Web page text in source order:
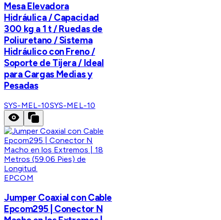
Mesa Elevadora
Hidráulica / Capacidad
300 kg a 1 t / Ruedas de
Poliuretano / Sistema
Hidráulico con Freno /
Soporte de Tijera / Ideal
para Cargas Medias y
Pesadas
SYS-MEL-10SYS-MEL-10
EPCOM
Jumper Coaxial con Cable
Epcom295 | Conector N